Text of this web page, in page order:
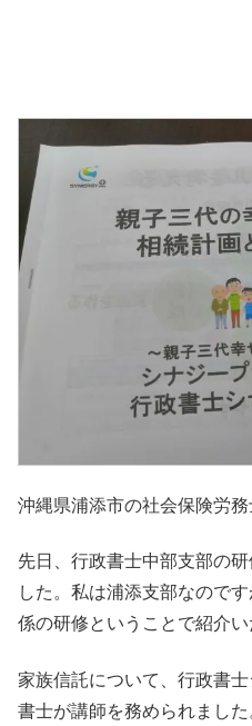
沖縄県浦添市の社会保険労務
先日、行政書士中部支部の
した。私は浦添支部なので
係の研修ということで紹介い
家族信託について、行政書
書士が講師を務められまし